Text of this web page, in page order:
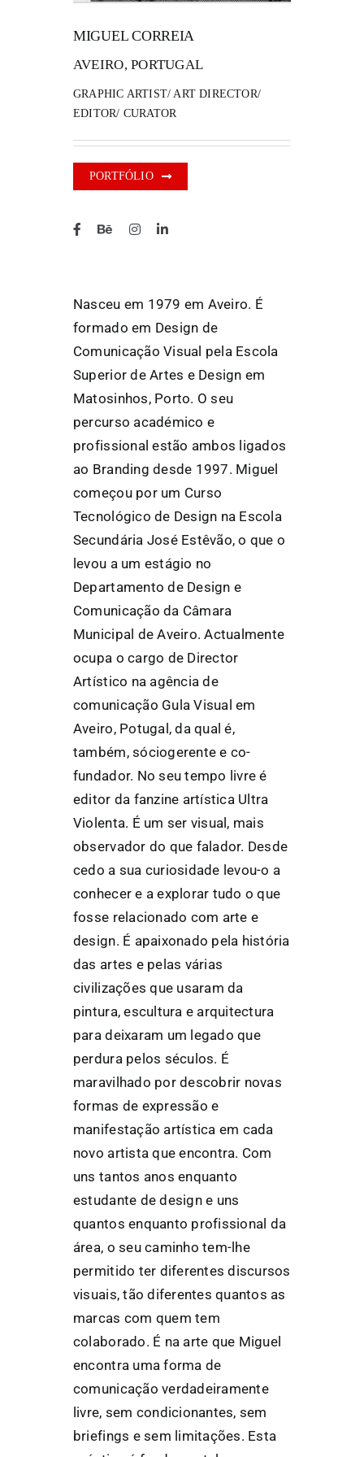
FANZINETECA.PTMIGUEL CORREIA
AVEIRO, PORTUGAL
GRAPHIC ARTIST/ ART DIRECTOR/
EDITOR/ CURATOR
PORTFÓLIO
Nasceu em 1979 em Aveiro. É
formado em Design de
Comunicação Visual pela Escola
Superior de Artes e Design em
Matosinhos, Porto. O seu
percurso académico e
profissional estão ambos ligados
ao Branding desde 1997. Miguel
começou por um Curso
Tecnológico de Design na Escola
Secundária José Estêvão, o que o
levou a um estágio no
Departamento de Design e
Comunicação da Câmara
Municipal de Aveiro. Actualmente
ocupa o cargo de Director
Artístico na agência de
comunicação Gula Visual em
Aveiro, Potugal, da qual é,
também, sóciogerente e co-
fundador. No seu tempo livre é
editor da fanzine artística Ultra
Violenta. É um ser visual, mais
observador do que falador. Desde
cedo a sua curiosidade levou-o a
conhecer e a explorar tudo o que
fosse relacionado com arte e
design. É apaixonado pela história
das artes e pelas várias
civilizações que usaram da
pintura, escultura e arquitectura
para deixaram um legado que
perdura pelos séculos. É
maravilhado por descobrir novas
formas de expressão e
manifestação artística em cada
novo artista que encontra. Com
uns tantos anos enquanto
estudante de design e uns
quantos enquanto profissional da
área, o seu caminho tem-lhe
permitido ter diferentes discursos
visuais, tão diferentes quantos as
marcas com quem tem
colaborado. É na arte que Miguel
encontra uma forma de
comunicação verdadeiramente
livre, sem condicionantes, sem
briefings e sem limitações. Esta